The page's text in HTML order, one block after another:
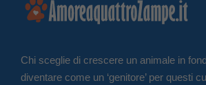
Chi sceglie di crescere un animale in
diventare come un ‘genitore’ per questi